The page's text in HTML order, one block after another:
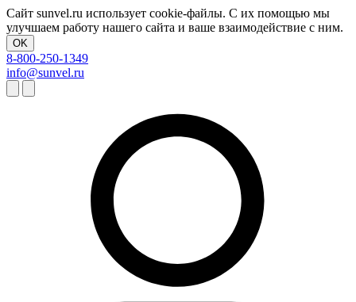
Сайт sunvel.ru использует cookie-файлы. С их помощью мы
улучшаем работу нашего сайта и ваше взаимодействие с ним.
OK
8-800-250-1349
info@sunvel.ru